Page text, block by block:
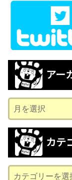
アー
ー
カ
ブ
カテ